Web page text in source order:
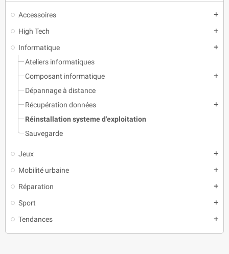
Accessoires add
High Tech add
Informatique add
Ateliers informatiques
Composant informatique
add
Dépannage à distance
Récupération données
add
Réinstallation systeme d'exploitation
Sauvegarde
Jeux add
Mobilité urbaine add
Réparation add
Sport add
Tendances add